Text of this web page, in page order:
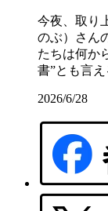
今夜、取り
のぶ）さん
たちは何か
書”とも言
2026/6/28